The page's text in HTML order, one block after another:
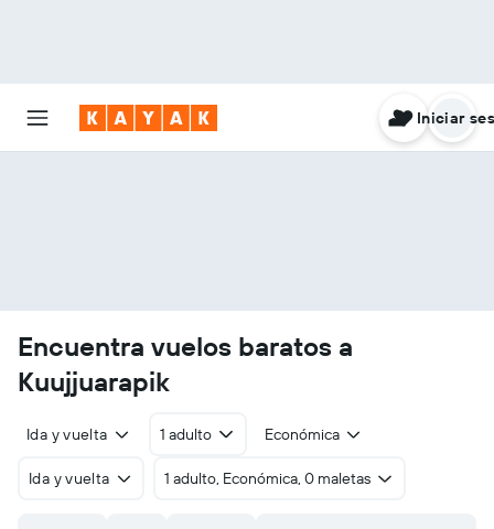
Iniciar
Encuentra vuelos baratos a
Kuujjuarapik
Ida y vuelta 1 adulto Económica
Ida y vuelta 1 adulto, Económica, 0 maletas